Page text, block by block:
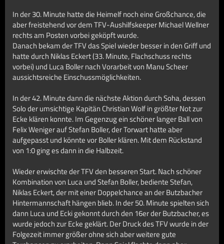
In der 30. Minute hatte die Heimelf noch eine Großchance, die
aber freistehend vor dem TFV-Aushilfskeeper Michael Wellner
rechts am Posten vorbei geköpft wurde.
Danach bekam der TFV das Spiel wieder besser in den Griff und
hatte durch Niklas Eckert (33. Minute, Flachschuss rechts
vorbei) und Luca Boller nach Vorarbeit von Manu Scheer
aussichtsreiche Einschussmöglichkeiten.
In der 42. Minute dann die nächste Aktion durch Soha, dessen
Solo der umsichtige Kapitän Christian Wolf in größter Not zur
Ecke klären konnte. Im Gegenzug ein schöner langer Ball von
Felix Weniger auf Stefan Boller, der Torwart hatte aber
aufgepasst und könnte vor Boller klären. Mit dem Rückstand
von 1:0 ging es dann in die Halbzeit.
Wieder erwischte der TFV den besseren Start. Nach schöner
Kombination von Luca und Stefan Boller, bediente Stefan,
Niklas Eckert, der mit einer Doppelchance an der Butzbacher
Hintermannschaft hängen blieb. In der 50. Minute spielten sich
dann Luca und Ecki gekonnt durch den 16er der Butzbacher, es
wurde jedoch zur Ecke geklärt. Der Druck des TFV wurde in der
Folgezeit immer größer ohne sich aber weitere gute